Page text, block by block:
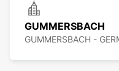
GUMMERSBACH
GUMMERSBACH -